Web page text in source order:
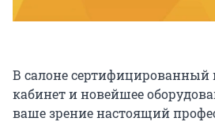
В салоне
кабинет и новейшее
ваше зрение настоящий